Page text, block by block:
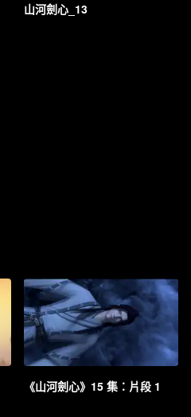
山河劍心_13
《山河劍心》15 集：片段 1